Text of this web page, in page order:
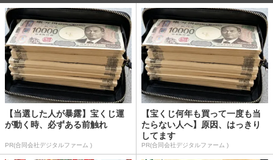
【当選した人が暴露】宝くじ運
が動く時、必ずある前触れ
PR(合同会社デジタルファーム )
【宝くじ何年も買って一度も当
たらない人へ】原因、はっきり
してます
PR(合同会社デジタルファーム )